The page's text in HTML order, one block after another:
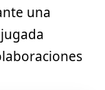
una